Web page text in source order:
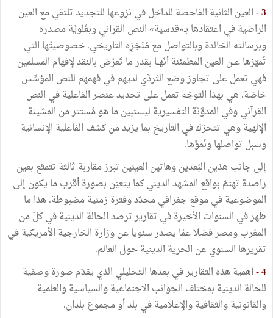
3 - العين الثانية الفاحصة للداخل في نزوعها للتجديد تلتقي مع العين
الراضية في اعتقادها بـ«قدسية» النص القرآني وبعُلويَّة مصدره
وبرسالته الخالدة وبالتواصل مع مُنْجَزِه التاريخي. خصوصيتُها التي
تُميّزها عــن العين المطمئنة أنّهــا بقدر ما تَعرُض بالنقد لإفهام المسلمين
فهي تعمل على تجاوز وضع التَردِّي لديهم في فهمهم للنص المؤسِّس
خاصّة. هي بهذا التوجّه تعمل على تحديد عنصر الفاعلية في النص
القرآني وفي المدوَّنَة التفسيرية ليستبين ما هو مُستتر من المشيئة
الإلهية وهي تتحرّك في التاريخ بما يزيد من كشف الفاعلية الإنسانية
وسبل تواصلها ونُموِّها.
إلى جانب هذين البُعدين وهاتين العينين تبرز مقاربة ثالثة تتمتّع بعين
راصدة تهتمّ بواقع المشهد الديني كما يتعيّن بصورة أقرب ما يكون إلى
الموضوعية في موقع جغرافي محدّد وفترة زمنية مضبوطة. هذا ما
ظهر في السنوات الأخيرة في تقارير ترصد الحالة الدينية في كلّ من
المغرب ومصر فضلا عمّا يصدر سنويا عن وزارة الخارجية الأمريكية في
تقريرها السنوي عن الحرية الدينية حول العالم.
4 - أهمية هذه التقارير في بعدها التحليلي الذي يقدّم صورة وصفية
للحالة الدينية بمختلف الجوانب الاجتماعية والسياسية والعلمية
والقانونية والثقافية والإعلامية في بلد أو مجموع بلدان.